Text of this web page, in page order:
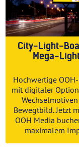
City-Light-
Mega-
Hochwertige
mit digitaler
Bewegtbild. Jetzt
OOH Media
maximalem